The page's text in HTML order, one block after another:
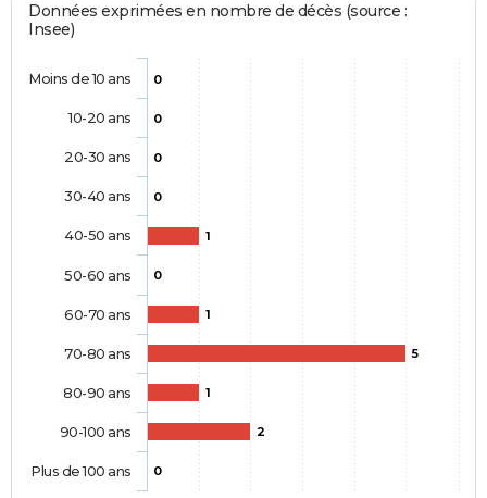
Données exprimées en nombre de décès (source :
Insee)
0
0
0
0
1
0
1
5
1
2
0
Moins de 10 ans
10-20 ans
20-30 ans
30-40 ans
40-50 ans
50-60 ans
60-70 ans
70-80 ans
80-90 ans
90-100 ans
Plus de 100 ans